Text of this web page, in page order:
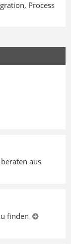
Process
beraten aus
finden